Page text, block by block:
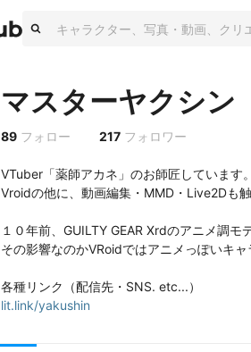
マスターヤクシン
89 フォロー 217 フォロワー
VTuber「薬師アカネ」のお師匠しています。
Vroidの他に、動画編集・MMD・Live2Dも触
１０年前、GUILTY GEAR Xrdのアニメ調モ
その影響なのかVRoidではアニメっぽいキ
lit.link/yakushin